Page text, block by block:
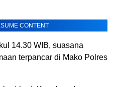
CONTENT
14.30 WIB, suasana
terpancar di Mako Polres